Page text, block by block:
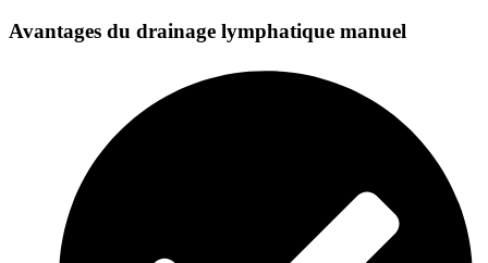
Avantages du drainage lymphatique manuel